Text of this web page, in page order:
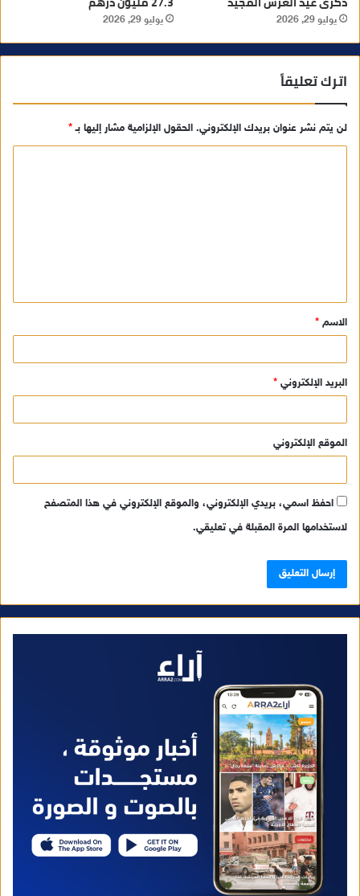
يوليو 29, 2026 يوليو 29, 2026
اترك تعليقاً
لن يتم نشر عنوان بريدك الإلكتروني. الحقول الإلزامية مشار إليها بـ*
ق
*
الاسم *
البريد الإلكتروني *
الموقع الإلكتروني
احفظ اسمي، بريدي الإلكتروني، والموقع الإلكتروني في هذا المتصفح
لاستخدامها المرة المقبلة في تعليقي.